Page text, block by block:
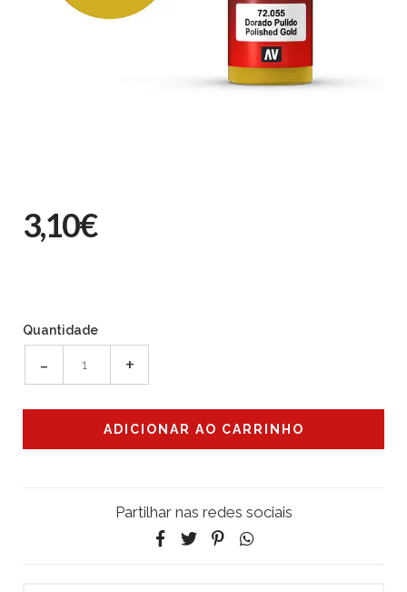
3,10€
Quantidade
- +
Partilhar nas redes sociais